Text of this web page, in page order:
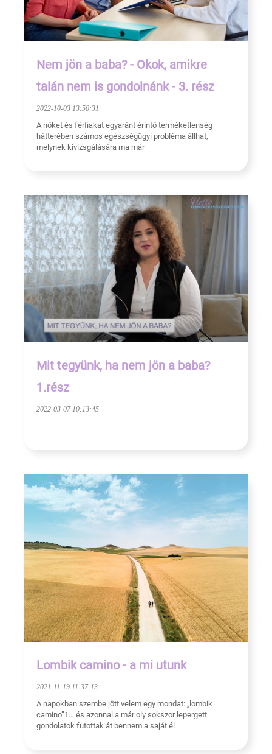
Nem jön a baba? - Okok, amikre
talán nem is gondolnánk - 3. rész
2022-10-03 13:50:31
A nőket és férfiakat egyaránt érintő terméketlenség
hátterében számos egészségügyi probléma állhat,
melynek kivizsgálására ma már
Mit tegyünk, ha nem jön a baba?
1.rész
2022-03-07 10:13:45
Lombik camino - a mi utunk
2021-11-19 11:37:13
A napokban szembe jött velem egy mondat: „lombik
camino”1… és azonnal a már oly sokszor lepergett
gondolatok futottak át bennem a saját él